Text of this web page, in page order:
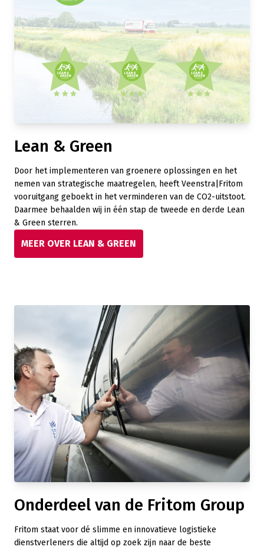
Lean & Green
Door het implementeren van groenere oplossingen en het
nemen van strategische maatregelen, heeft Veenstra|Fritom
vooruitgang geboekt in het verminderen van de CO2-uitstoot.
Daarmee behaalden wij in één stap de tweede en derde Lean
& Green sterren.
MEER OVER LEAN & GREEN
Onderdeel van de Fritom Group
Fritom staat voor dé slimme en innovatieve logistieke
dienstverleners die altijd op zoek zijn naar de beste